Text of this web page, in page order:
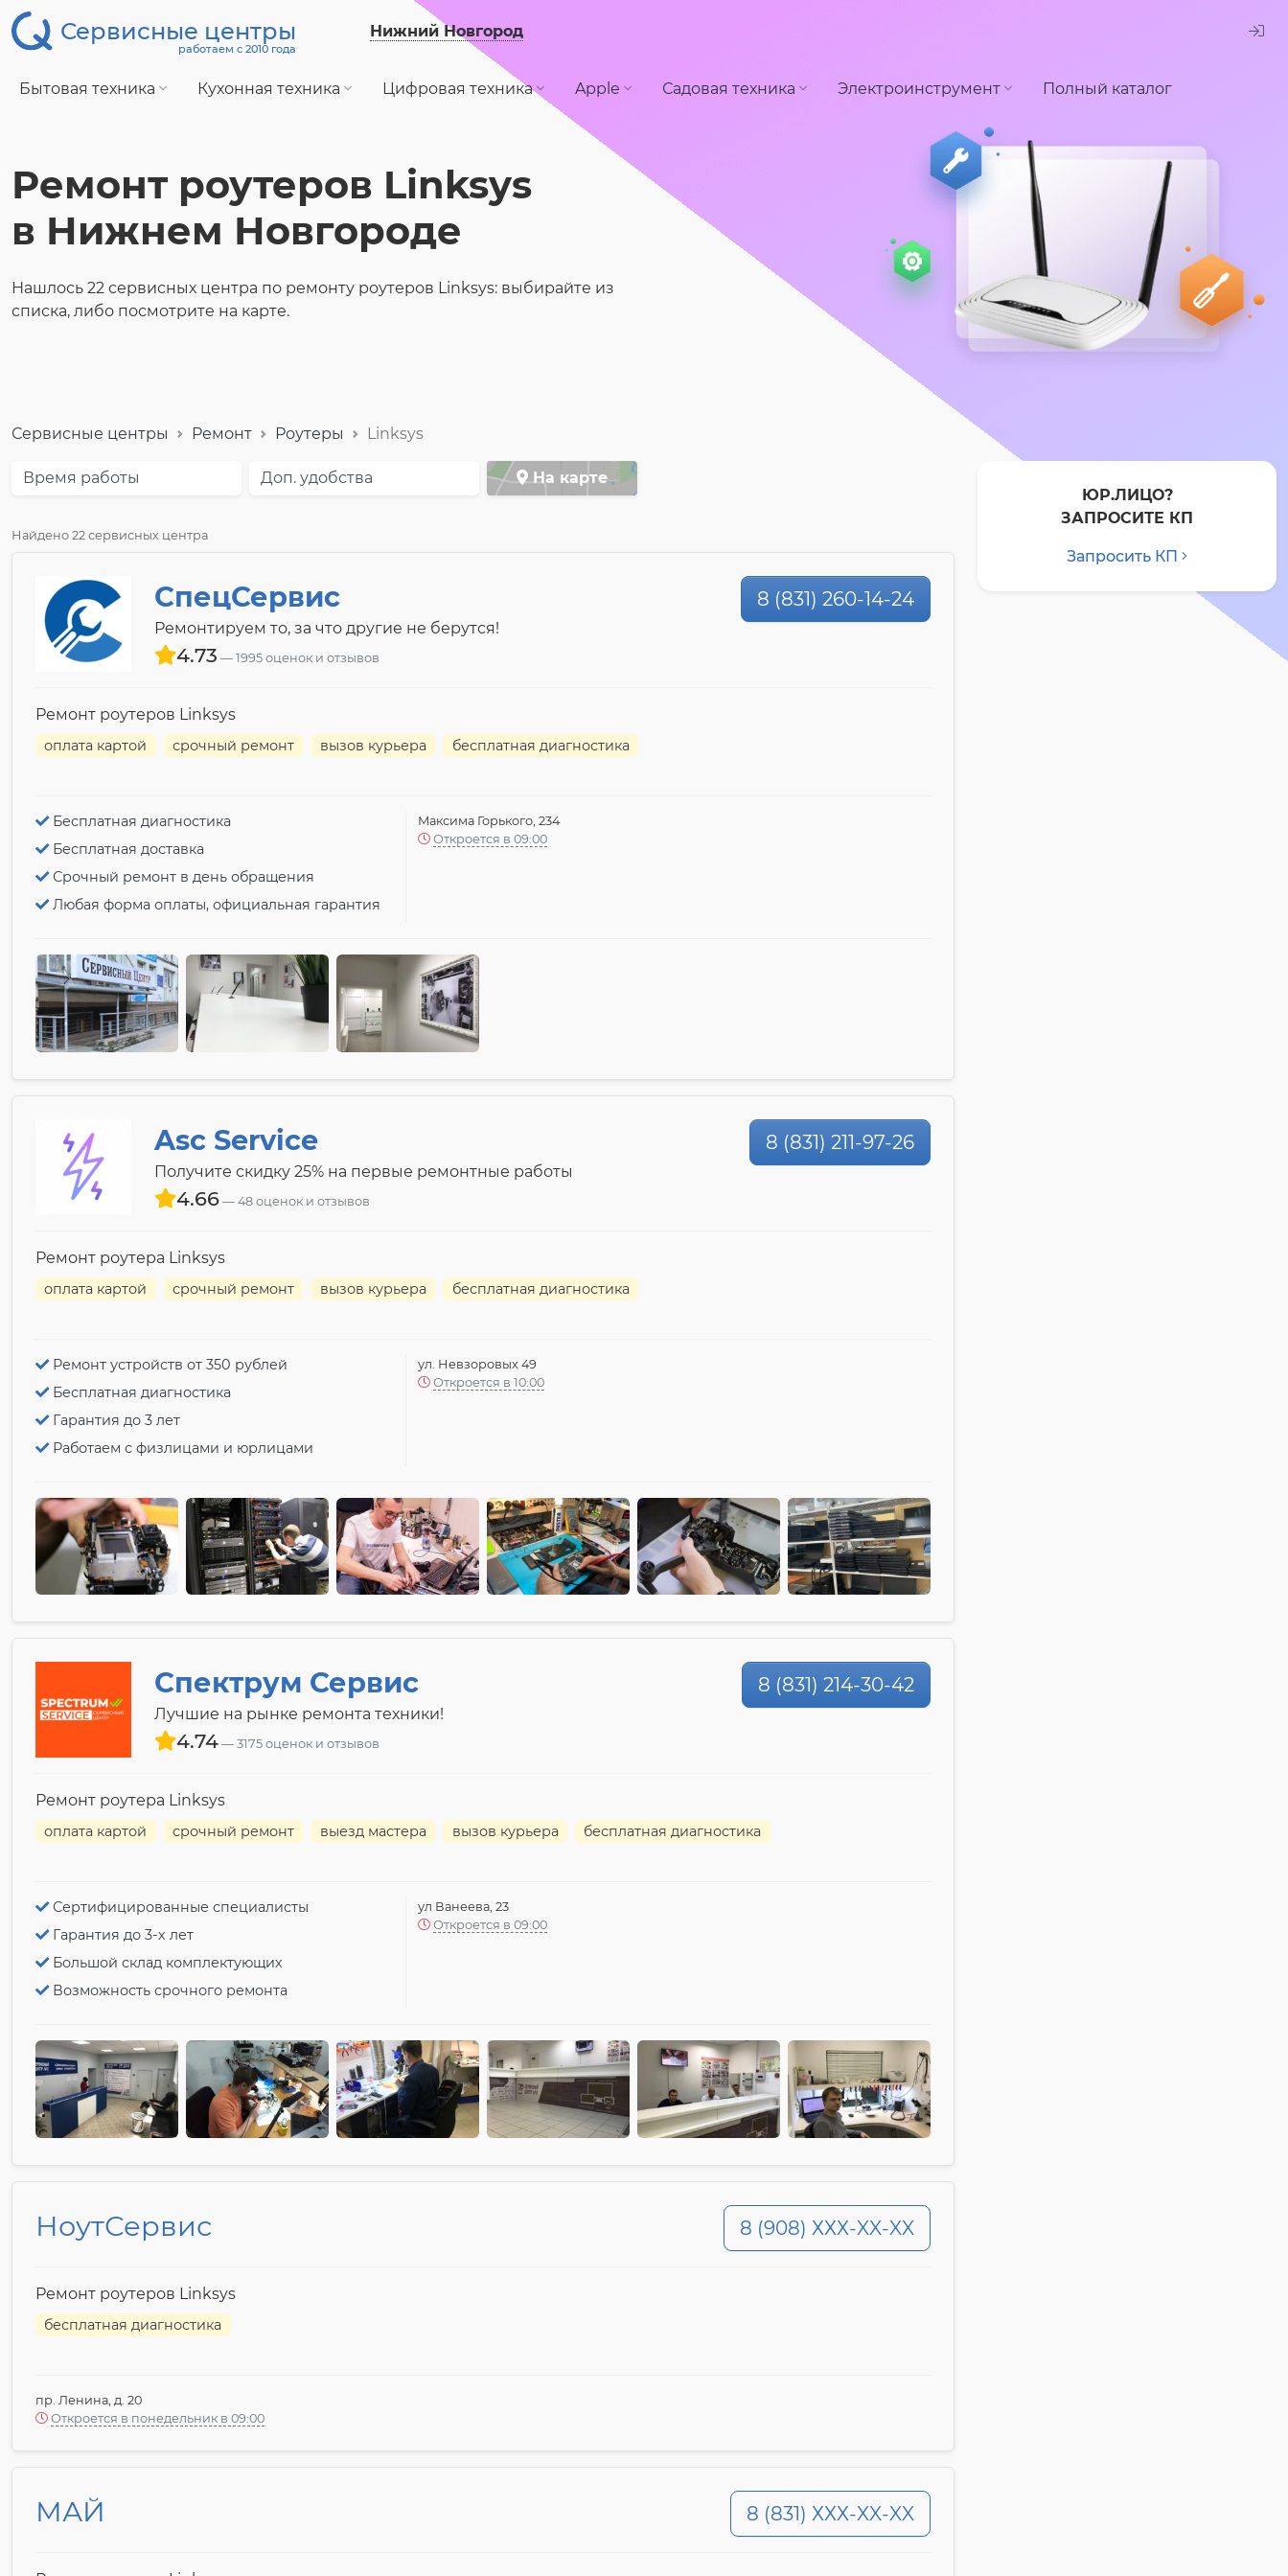
Сервисные центры
работаем с 2010 года
Нижний Новгород
Бытовая техника Кухонная техника Цифровая техника Apple Садовая техника Электроинструмент Полный каталог
Ремонт роутеров Linksys
в Нижнем Новгороде
Нашлось 22 сервисных центра по ремонту роутеров Linksys: выбирайте из
списка, либо посмотрите на карте.
Сервисные центры Ремонт Роутеры Linksys
Время работы Доп. удобства На карте
Найдено 22 сервисных центра
СпецСервис
Ремонтируем то, за что другие не берутся!
4.73 1995 оценок и отзывов
8 (831) 260-14-24
Ремонт роутеров Linksys
оплата картой срочный ремонт вызов курьера бесплатная диагностика
Бесплатная диагностика
Бесплатная доставка
Срочный ремонт в день обращения
Любая форма оплаты, официальная гарантия
Максима Горького, 234
Откроется в 09:00
Asc Service
Получите скидку 25% на первые ремонтные работы
4.66 48 оценок и отзывов
8 (831) 211-97-26
Ремонт роутера Linksys
оплата картой срочный ремонт вызов курьера бесплатная диагностика
Ремонт устройств от 350 рублей
Бесплатная диагностика
Гарантия до 3 лет
Работаем с физлицами и юрлицами
ул. Невзоровых 49
Откроется в 10:00
Спектрум Сервис
Лучшие на рынке ремонта техники!
4.74 3175 оценок и отзывов
8 (831) 214-30-42
Ремонт роутера Linksys
оплата картой срочный ремонт выезд мастера вызов курьера бесплатная диагностика
Сертифицированные специалисты
Гарантия до 3-х лет
Большой склад комплектующих
Возможность срочного ремонта
ул Ванеева, 23
Откроется в 09:00
НоутСервис 8 (908) ХХХ-XX-XX
Ремонт роутеров Linksys
бесплатная диагностика
пр. Ленина, д. 20
Откроется в понедельник в 09:00
МАЙ 8 (831) ХХХ-XX-XX
ЮР.ЛИЦО?
ЗАПРОСИТЕ КП
Запросить КП